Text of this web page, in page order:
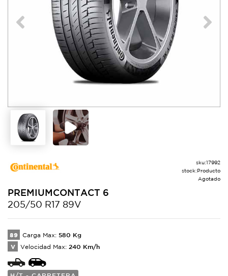
Previous Next
sku:17992
stock:Producto
Agotado
PREMIUMCONTACT 6
205/50 R17 89V
89 Carga Max: 580 Kg
V Velocidad Max: 240 Km/h